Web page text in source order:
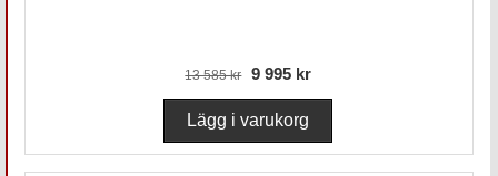
13 585 kr 9 995 kr